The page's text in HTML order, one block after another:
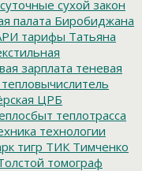
суточные сухой закон
палата Биробиджана
тарифы Татьяна
зарплата теневая
тепловычислитель
ЦРБ
теплотрасса
технологии
тигр ТИК Тимченко
томограф